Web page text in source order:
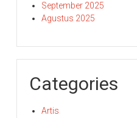
September 2025
Agustus 2025
Categories
Artis